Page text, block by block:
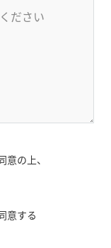
意の上、
意する